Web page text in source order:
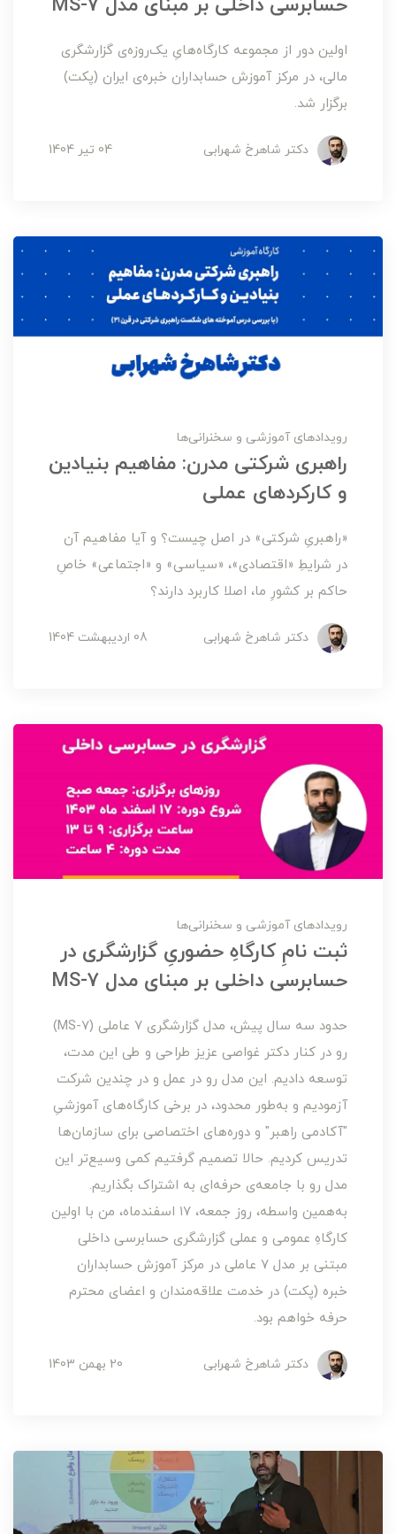
حسابرسی داخلی بر مبنای مدل MS-7
اولین دور از مجموعه کارگاه‌هایِ یک‌روزه‌ی گزارشگری
مالی، در مرکز آموزش حسابداران خبره‌ی ایران (پکت)
برگزار شد.
دکتر شاهرخ شهرابی 04 تير 1404
رویدادهای آموزشی و سخنرانی‌ها
راهبری شرکتی مدرن: مفاهیم بنیادین
و کارکردهای عملی
«راهبریِ شرکتی» در اصل چیست؟ و آیا مفاهیم آن
در شرایطِ «اقتصادی»، «سیاسی» و «اجتماعی» خاصِ
حاکم بر کشورِ ما، اصلا کاربرد دارند؟
دکتر شاهرخ شهرابی 08 ارديبهشت 1404
رویدادهای آموزشی و سخنرانی‌ها
ثبت نامِ کارگاهِ حضوریِ گزارشگری در
حسابرسی داخلی بر مبنای مدل MS-7
حدود سه سال پیش، مدل گزارشگری ۷ عاملی (MS-7)
رو در کنار دکتر غواصی عزیز طراحی و طی این مدت،
توسعه دادیم. این مدل رو در عمل و در چندین شرکت
آزمودیم و به‌طور محدود، در برخی کارگاه‌های آموزشیِ
"آکادمی راهبر" و دوره‌های اختصاصی برای سازمان‌ها
تدریس کردیم. حالا تصمیم گرفتیم کمی وسیع‌تر این
مدل رو با جامعه‌ی حرفه‌ای به اشتراک بگذاریم.
به‌همین واسطه، روز جمعه، ۱۷ اسفندماه، من با اولین
کارگاهِ عمومی و عملی گزارشگری حسابرسی داخلی
مبتنی بر مدل ۷ عاملی در مرکز آموزش حسابداران
خبره (پکت) در خدمت علاقه‌مندان و اعضای محترم
حرفه خواهم بود.
دکتر شاهرخ شهرابی 20 بهمن 1403